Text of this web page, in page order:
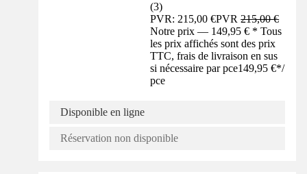
(3)
PVR: 215,00 €PVR215,00 €
Notre prix — 149,95 € * Tous
les prix affichés sont des prix
TTC, frais de livraison en sus
si nécessaire par pce149,95 €*/
pce
Disponible en ligne
Réservation non disponible